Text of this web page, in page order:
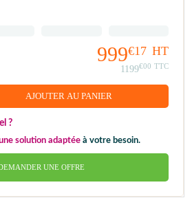
999€17 HT
1199€00 TTC
AJOUTER AU PANIER
?
solution adaptée à votre besoin.
UNE OFFRE